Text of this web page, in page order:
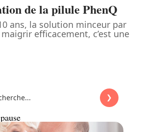
de la pilule PhenQ
ans, la solution minceur par
efficacement, c’est une